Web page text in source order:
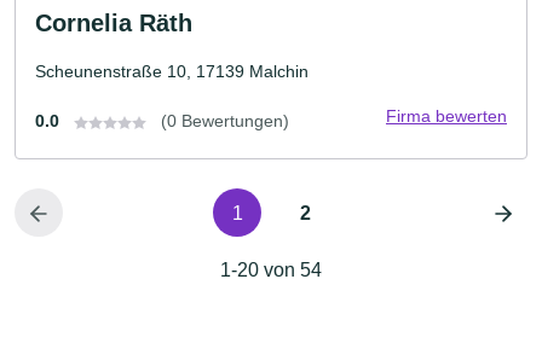
Cornelia Räth
Scheunenstraße 10, 17139 Malchin
0.0 (0 Bewertungen) Firma bewerten
1 2
1-20 von 54